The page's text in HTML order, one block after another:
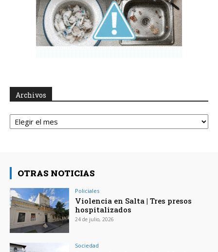
Archivos
Archivos
OTRAS NOTICIAS
Policiales
Violencia en Salta | Tres presos
hospitalizados
24 de julio, 2026
Sociedad